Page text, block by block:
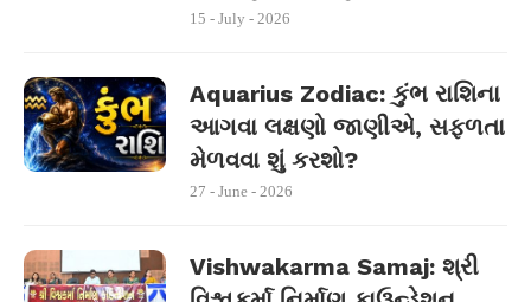
15 - July - 2026
Aquarius Zodiac: કુંભ રાશિના
આગવા લક્ષણો જાણીએ, સફળતા
મેળવવા શું કરશો?
27 - June - 2026
Vishwakarma Samaj: શ્રી